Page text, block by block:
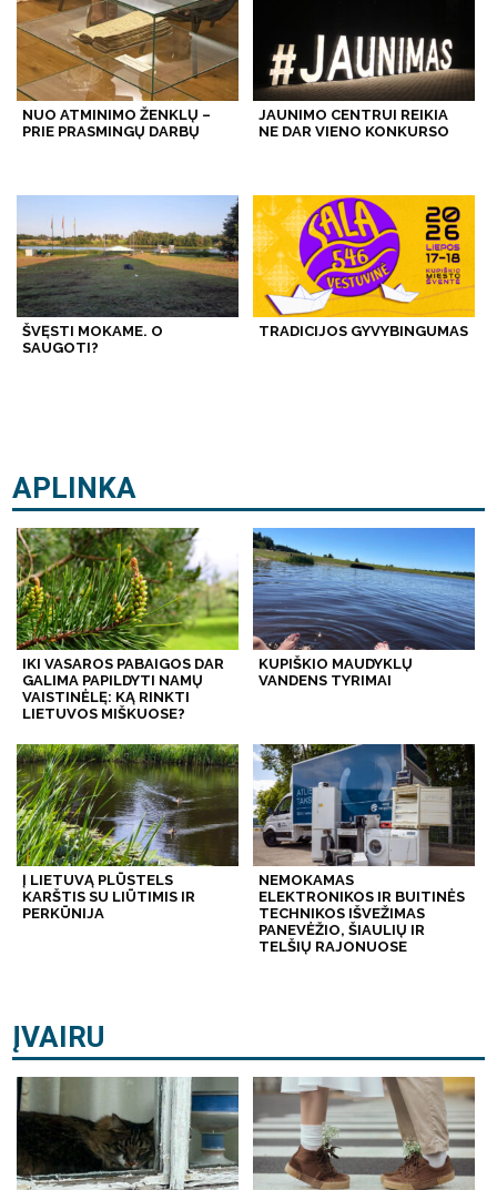
NUO ATMINIMO ŽENKLŲ –
PRIE PRASMINGŲ DARBŲ
JAUNIMO CENTRUI REIKIA
NE DAR VIENO KONKURSO
ŠVĘSTI MOKAME. O
SAUGOTI?
TRADICIJOS GYVYBINGUMAS
APLINKA
IKI VASAROS PABAIGOS DAR
GALIMA PAPILDYTI NAMŲ
VAISTINĖLĘ: KĄ RINKTI
LIETUVOS MIŠKUOSE?
KUPIŠKIO MAUDYKLŲ
VANDENS TYRIMAI
Į LIETUVĄ PLŪSTELS
KARŠTIS SU LIŪTIMIS IR
PERKŪNIJA
NEMOKAMAS
ELEKTRONIKOS IR BUITINĖS
TECHNIKOS IŠVEŽIMAS
PANEVĖŽIO, ŠIAULIŲ IR
TELŠIŲ RAJONUOSE
ĮVAIRU